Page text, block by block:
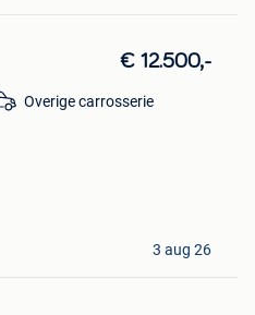
€ 12.500,-
Overige carrosserie
3 aug 26